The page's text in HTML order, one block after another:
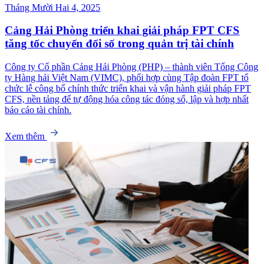
Tháng Mười Hai 4, 2025
Cảng Hải Phòng triển khai giải pháp FPT CFS
tăng tốc chuyển đổi số trong quản trị tài chính
Công ty Cổ phần Cảng Hải Phòng (PHP) – thành viên Tổng Công
ty Hàng hải Việt Nam (VIMC), phối hợp cùng Tập đoàn FPT tổ
chức lễ công bố chính thức triển khai và vận hành giải pháp FPT
CFS, nền tảng để tự động hóa công tác đóng sổ, lập và hợp nhất
báo cáo tài chính.
Xem thêm